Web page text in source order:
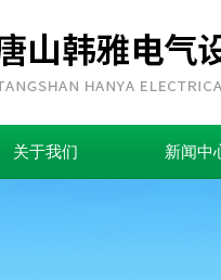
关于我们 新闻中